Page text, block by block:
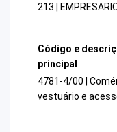
213 |
Código e
principal
4781-4/00 |
vestuário e